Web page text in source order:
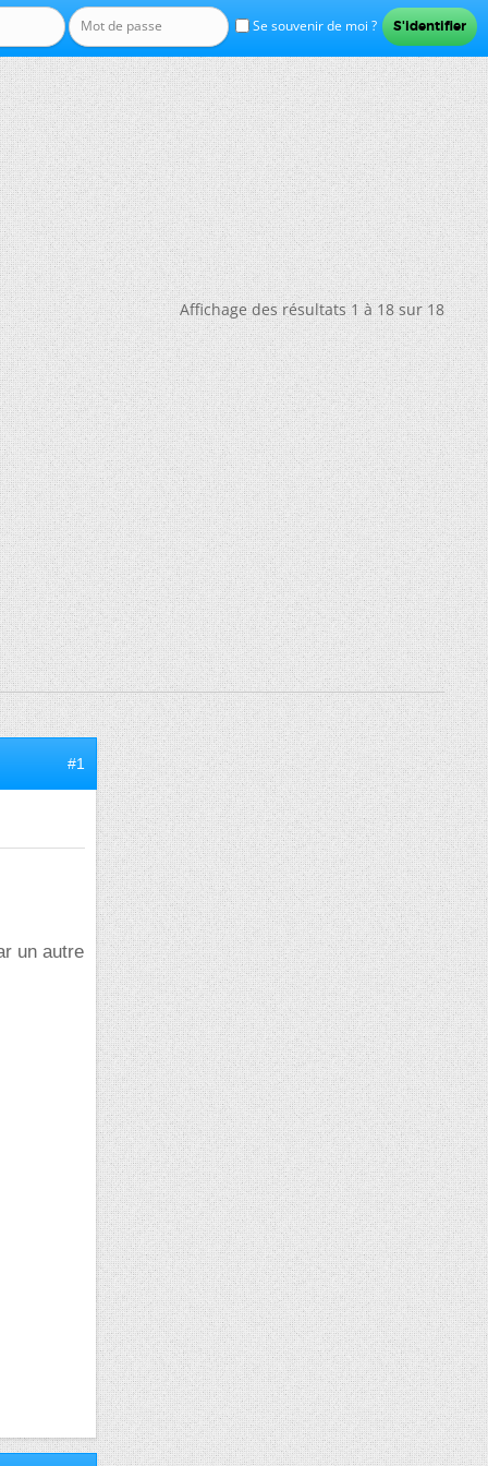
Se souvenir de moi ?
Affichage des résultats 1 à 18 sur 18
#1
un autre